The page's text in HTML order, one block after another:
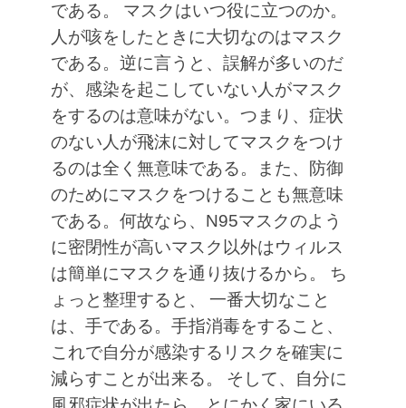
である。
マスクはいつ役に立つのか。
人が咳をしたときに大切なのはマスク
である。逆に言うと、誤解が多いのだ
が、感染を起こしていない人がマスク
をするのは意味がない。つまり、症状
のない人が飛沫に対してマスクをつけ
るのは全く無意味である。また、防御
のためにマスクをつけることも無意味
である。何故なら、N95マスクのよう
に密閉性が高いマスク以外はウィルス
は簡単にマスクを通り抜けるから。
ち
ょっと整理すると、
一番大切なこと
は、手である。手指消毒をすること、
これで自分が感染するリスクを確実に
減らすことが出来る。
そして、自分に